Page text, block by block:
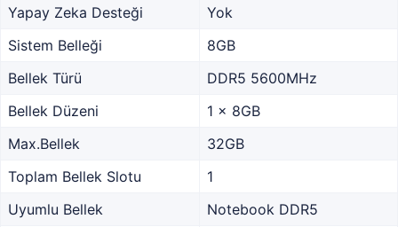
Yapay Zeka Desteği
Yok
Sistem Belleği
8GB
Bellek Türü
DDR5 5600MHz
Bellek Düzeni
1 x 8GB
Max.Bellek
32GB
Toplam Bellek Slotu
1
Uyumlu Bellek
Notebook DDR5